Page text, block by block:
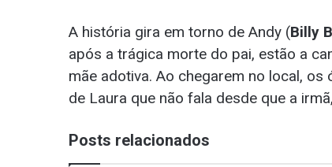
A história gira em torno de Andy (Billy
após a trágica morte do pai, estão a
mãe adotiva. Ao chegarem no local, os
de Laura que não fala desde que a
Posts relacionados